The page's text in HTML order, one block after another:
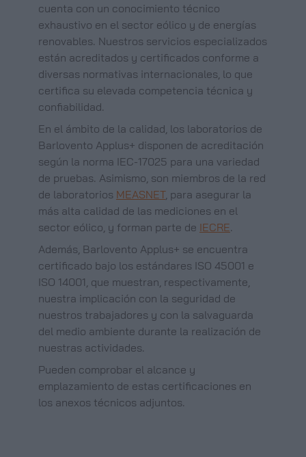
cuenta con un conocimiento técnico
exhaustivo en el sector eólico y de energías
renovables. Nuestros servicios especializados
están acreditados y certificados conforme a
diversas normativas internacionales, lo que
certifica su elevada competencia técnica y
confiabilidad.
En el ámbito de la calidad, los laboratorios de
Barlovento Applus+ disponen de acreditación
según la norma IEC-17025 para una variedad
de pruebas. Asimismo, son miembros de la red
de laboratorios MEASNET, para asegurar la
más alta calidad de las mediciones en el
sector eólico, y forman parte de IECRE.
Además, Barlovento Applus+ se encuentra
certificado bajo los estándares ISO 45001 e
ISO 14001, que muestran, respectivamente,
nuestra implicación con la seguridad de
nuestros trabajadores y con la salvaguarda
del medio ambiente durante la realización de
nuestras actividades.
Pueden comprobar el alcance y
emplazamiento de estas certificaciones en
los anexos técnicos adjuntos.